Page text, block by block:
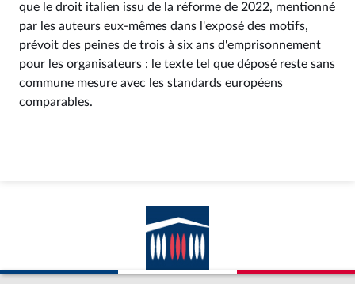
que le droit italien issu de la réforme de 2022, mentionné
par les auteurs eux-mêmes dans l'exposé des motifs,
prévoit des peines de trois à six ans d'emprisonnement
pour les organisateurs : le texte tel que déposé reste sans
commune mesure avec les standards européens
comparables.